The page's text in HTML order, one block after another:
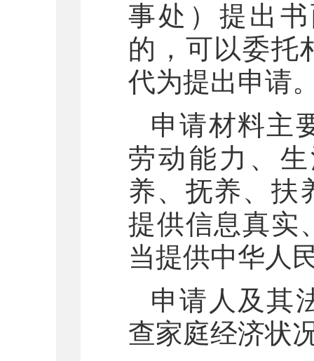
事处）提出
的，可以委托
代为提出申请
申请材料主
劳动能力、
养、抚养、扶
提供信息真实
当提供中华人
申请人及其
查家庭经济状